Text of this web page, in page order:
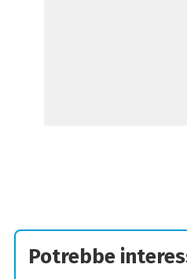
Potrebbe